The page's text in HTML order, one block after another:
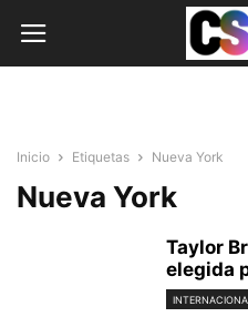
Inicio Etiquetas Nueva York
Nueva York
Taylor
elegida